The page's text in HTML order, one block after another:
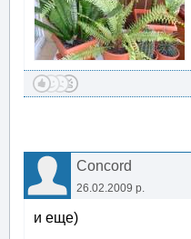
Concord
26.02.2009 р.
и еще)